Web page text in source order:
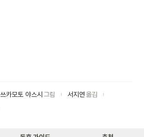
쓰카모토 야스시 그림 서지연 옮김